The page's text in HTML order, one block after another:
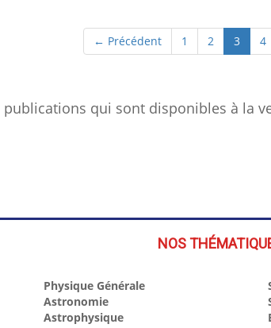
← Précédent 1 2 3 4
publications qui sont disponibles à la
NOS
Physique Générale
Astronomie
Astrophysique